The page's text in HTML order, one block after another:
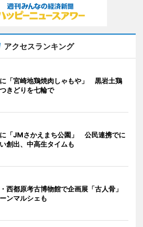
アクセスランキング
「宮崎地鶏焼肉しゃもや」 黒岩土鶏
きどりを七輪で
「JMさかえまち公園」 公民連携でに
創出、中高生タイムも
西都原考古博物館で企画展「古人骨」
ンマルシェも